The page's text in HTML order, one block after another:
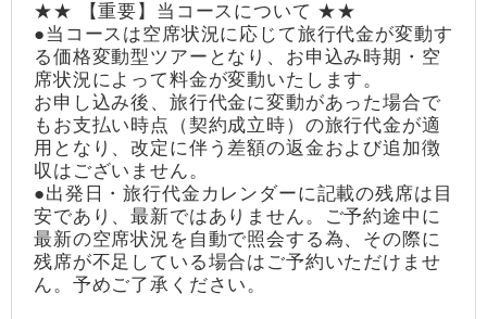
★★ 【重要】当コースについて ★★
●当コースは空席状況に応じて旅行代金が変動す
る価格変動型ツアーとなり、お申込み時期・空
席状況によって料金が変動いたします。
お申し込み後、旅行代金に変動があった場合で
もお支払い時点（契約成立時）の旅行代金が適
用となり、改定に伴う差額の返金および追加徴
収はございません。
●出発日・旅行代金カレンダーに記載の残席は目
安であり、最新ではありません。ご予約途中に
最新の空席状況を自動で照会する為、その際に
残席が不足している場合はご予約いただけませ
ん。予めご了承ください。